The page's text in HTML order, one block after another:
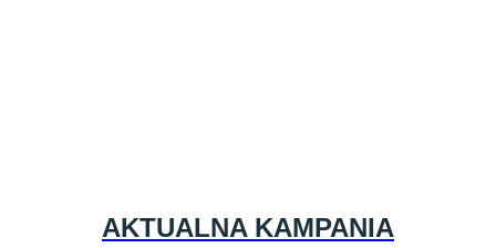
AKTUALNA KAMPANIA